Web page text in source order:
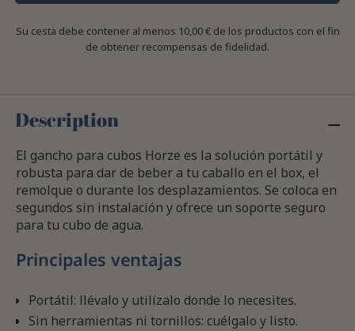
Su cesta debe contener al menos 10,00 € de los productos con el fin
de obtener recompensas de fidelidad.
Description
El gancho para cubos Horze es la solución portátil y
robusta para dar de beber a tu caballo en el box, el
remolque o durante los desplazamientos. Se coloca en
segundos sin instalación y ofrece un soporte seguro
para tu cubo de agua.
Principales ventajas
Portátil: llévalo y utilízalo donde lo necesites.
Sin herramientas ni tornillos: cuélgalo y listo.